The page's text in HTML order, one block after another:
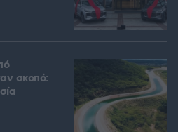
σκοπό: